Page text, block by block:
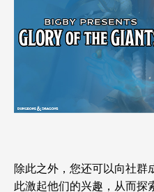
除此之外，您还可以向社群
此激起他们的兴趣，从而探